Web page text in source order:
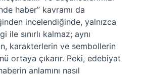
haber” kavramı da
incelendiğinde, yalnızca
sınırlı kalmaz; aynı
karakterlerin ve sembollerin
ortaya çıkarır. Peki, edebiyat
anlamını nasıl